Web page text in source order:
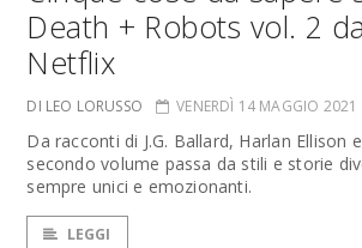
Death + Robots vol. 2
Netflix
DI LEO LORUSSO VENERDÌ 14 MAGGIO 2021
Da racconti di J.G. Ballard, Harlan Ellison
secondo volume passa da stili e storie
sempre unici e emozionanti.
LEGGI